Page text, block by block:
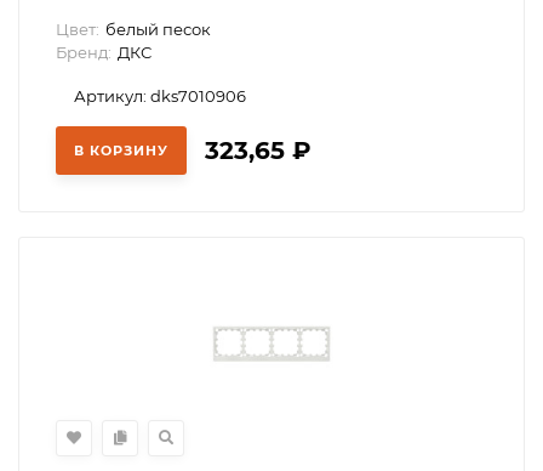
Цвет: белый песок
Бренд: ДКС
Артикул: dks7010906
В КОРЗИНУ 323,65 ₽